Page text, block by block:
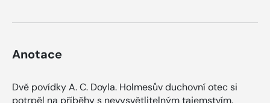
Anotace
Dvě povídky A. C. Doyla. Holmesův duchovní otec si
potrpěl na příběhy s nevysvětlitelným tajemstvím.